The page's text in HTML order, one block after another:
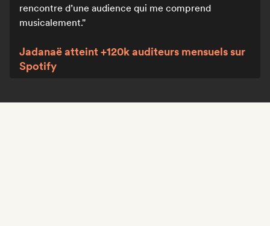
rencontre d’une audience qui me comprend
musicalement.
Jadanaë atteint +120k auditeurs mensuels sur
Spotify